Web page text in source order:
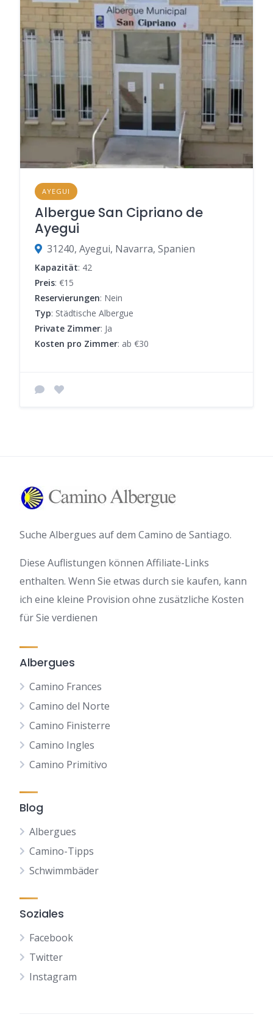
AYEGUI
Albergue San Cipriano de
Ayegui
31240, Ayegui, Navarra, Spanien
Kapazität: 42
Preis: €15
Reservierungen: Nein
Typ: Städtische Albergue
Private Zimmer: Ja
Kosten pro Zimmer: ab €30
Suche Albergues auf dem Camino de Santiago.
Diese Auflistungen können Affiliate-Links
enthalten. Wenn Sie etwas durch sie kaufen, kann
ich eine kleine Provision ohne zusätzliche Kosten
für Sie verdienen
Albergues
Camino Frances
Camino del Norte
Camino Finisterre
Camino Ingles
Camino Primitivo
Blog
Albergues
Camino-Tipps
Schwimmbäder
Soziales
Facebook
Twitter
Instagram